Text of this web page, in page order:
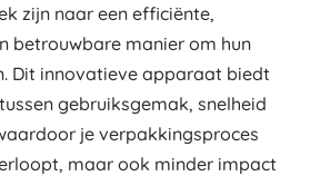
zijn naar een efficiënte,
betrouwbare manier om hun
Dit innovatieve apparaat biedt
gebruiksgemak, snelheid
je verpakkingsproces
maar ook minder impact